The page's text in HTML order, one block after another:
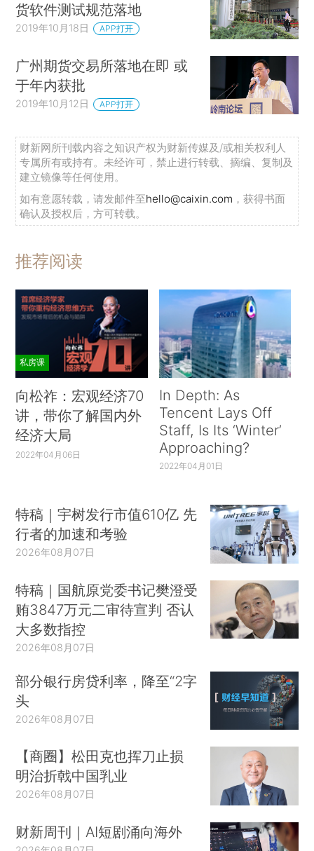
货软件测试规范落地
2019年10月18日 APP打开
广州期货交易所落地在即 或
于年内获批
2019年10月12日 APP打开
财新网所刊载内容之知识产权为财新传媒及/或相关权利人
专属所有或持有。未经许可，禁止进行转载、摘编、复制及
建立镜像等任何使用。
如有意愿转载，请发邮件至hello@caixin.com ，获得书面
确认及授权后，方可转载。
推荐阅读
私房课
向松祚：宏观经济70
讲，带你了解国内外
经济大局
2022年04月06日
In Depth: As
Tencent Lays Off
Staff, Is Its ‘Winter’
Approaching?
2022年04月01日
特稿｜宇树发行市值610亿 先
行者的加速和考验
2026年08月07日
特稿｜国航原党委书记樊澄受
贿3847万元二审待宣判 否认
大多数指控
2026年08月07日
部分银行房贷利率，降至“2字
头
2026年08月07日
【商圈】松田克也挥刀止损
明治折戟中国乳业
2026年08月07日
财新周刊｜AI短剧涌向海外